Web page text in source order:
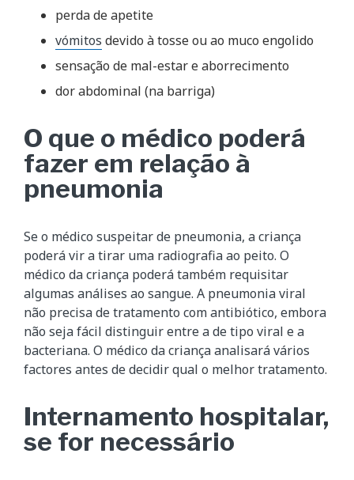
perda de apetite
vómitos devido à tosse ou ao muco engolido
sensação de mal-estar e aborrecimento
dor abdominal (na barriga)
O que o médico poderá
fazer em relação à
pneumonia
Se o médico suspeitar de pneumonia, a criança
poderá vir a tirar uma radiografia ao peito. O
médico da criança poderá também requisitar
algumas análises ao sangue. A pneumonia viral
não precisa de tratamento com antibiótico, embora
não seja fácil distinguir entre a de tipo viral e a
bacteriana. O médico da criança analisará vários
factores antes de decidir qual o melhor tratamento.
Internamento hospitalar,
se for necessário